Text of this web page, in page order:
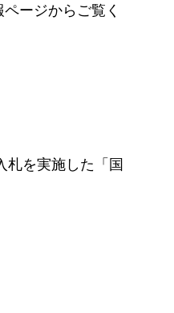
ージからご覧く
札を実施した「国